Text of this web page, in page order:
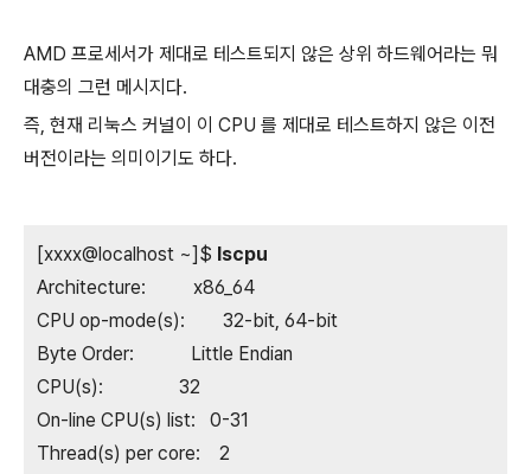
AMD 프로세서가 제대로 테스트되지 않은 상위 하드웨어라는 뭐
대충의 그런 메시지다.
즉, 현재 리눅스 커널이 이 CPU 를 제대로 테스트하지 않은 이전
버전이라는 의미이기도 하다.
[xxxx@localhost ~]$ lscpu
Architecture: x86_64
CPU op-mode(s): 32-bit, 64-bit
Byte Order: Little Endian
CPU(s): 32
On-line CPU(s) list: 0-31
Thread(s) per core: 2